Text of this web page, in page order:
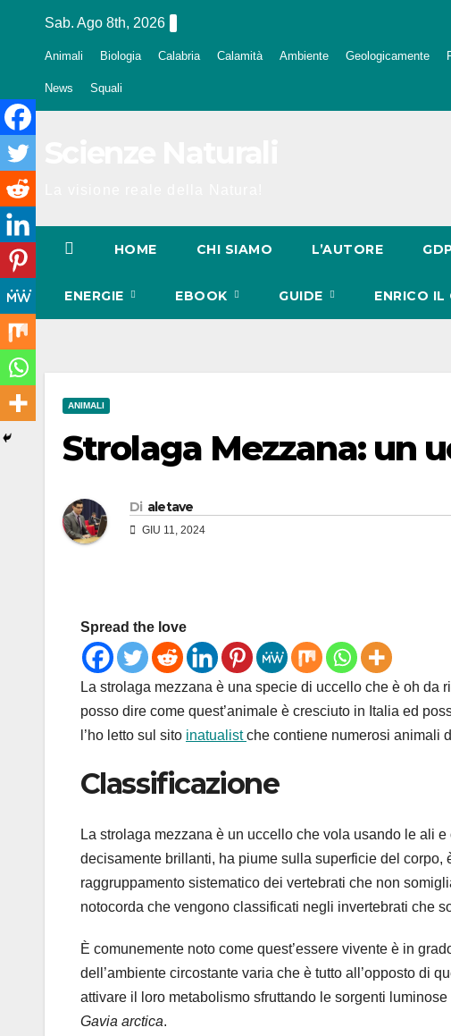
Sab. Ago 8th, 2026
Animali Biologia Calabria Calamità Ambiente Geologicamente
News Squali
HOME CHI SIAMO L’AUTORE
ENERGIE EBOOK GUIDE ENRICO
ANIMALI
Strolaga Mezzana: un
Di aletave
GIU 11, 2024
Spread the love
La strolaga mezzana è una specie di uccello che è oh
posso dire come quest’animale è cresciuto in Italia ed
l’ho letto sul sito inatualistche contiene numerosi animali
Classificazione
La strolaga mezzana è un uccello che vola usando le ali
decisamente brillanti, ha piume sulla superficie del corpo,
raggruppamento sistematico dei vertebrati che non
notocorda che vengono classificati negli invertebrati che
È comunemente noto come quest’essere vivente è in
dell’ambiente circostante varia che è tutto all’opposto di
attivare il loro metabolismo sfruttando le sorgenti
Gavia arctica.